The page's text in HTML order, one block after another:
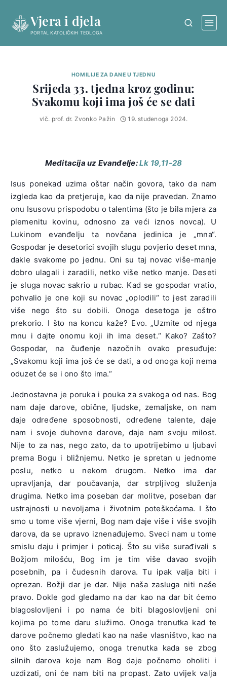
content
Vjera i djela
PORTAL KATOLIČKIH TEOLOGA
HOMILIJE ZA DANE U TJEDNU
Srijeda 33. tjedna kroz godinu:
Svakomu koji ima još će se dati
vlč. prof. dr. Zvonko Pažin 19. studenoga 2024.
Meditacija uz Evanđelje:Lk 19,11-28
Isus ponekad uzima oštar način govora, tako da nam
izgleda kao da pretjeruje, kao da nije pravedan. Znamo
onu Isusovu prispodobu o talentima (što je bila mjera za
plemenitu kovinu, odnosno za veći iznos novca). U
Lukinom evanđelju ta novčana jedinica je „mna“.
Gospodar je desetorici svojih slugu povjerio deset mna,
dakle svakome po jednu. Oni su taj novac više-manje
dobro ulagali i zaradili, netko više netko manje. Deseti
je sluga novac sakrio u rubac. Kad se gospodar vratio,
pohvalio je one koji su novac „oplodili“ to jest zaradili
više nego što su dobili. Onoga desetoga je oštro
prekorio. I što na koncu kaže? Evo. „Uzmite od njega
mnu i dajte onomu koji ih ima deset.“ Kako? Zašto?
Gospodar, na čuđenje nazočnih ovako presuđuje:
„Svakomu koji ima još će se dati, a od onoga koji nema
oduzet će se i ono što ima.“
Jednostavna je poruka i pouka za svakoga od nas. Bog
nam daje darove, obične, ljudske, zemaljske, on nam
daje određene sposobnosti, određene talente, daje
nam i svoje duhovne darove, daje nam svoju milost.
Nije to za nas, nego zato, da to upotrijebimo u ljubavi
prema Bogu i bližnjemu. Netko je spretan u jednome
poslu, netko u nekom drugom. Netko ima dar
upravljanja, dar poučavanja, dar strpljivog služenja
drugima. Netko ima poseban dar molitve, poseban dar
ustrajnosti u nevoljama i životnim poteškoćama. I što
smo u tome više vjerni, Bog nam daje više i više svojih
darova, da se upravo iznenađujemo. Sveci nam u tome
smislu daju i primjer i poticaj. Što su više surađivali s
Božjom milošću, Bog im je tim više davao svojih
posebnih, pa i čudesnih darova. Tu ipak valja biti i
oprezan. Božji dar je dar. Nije naša zasluga niti naše
pravo. Dokle god gledamo na dar kao na dar bit ćemo
blagoslovljeni i po nama će biti blagoslovljeni oni
kojima po tome daru služimo. Onoga trenutka kad te
darove počnemo gledati kao na naše vlasništvo, kao na
ono što zaslužujemo, onoga trenutka kada se zbog
silnih darova koje nam Bog daje počnemo oholiti i
uzdizati, oni će nam biti na propast. Zato uvijek valja